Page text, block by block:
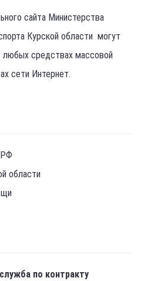
сайта Министерства
Курской области могут
средствах массовой
сети Интернет.
РФ
области
по контракту